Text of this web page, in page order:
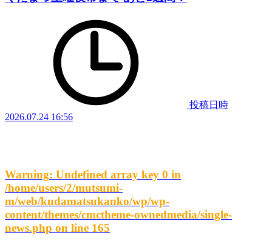
投稿日時
2026.07.24 16:56
Warning: Undefined array key 0 in
/home/users/2/mutsumi-
m/web/kudamatsukanko/wp/wp-
content/themes/cmctheme-ownedmedia/single-
news.php on line 165